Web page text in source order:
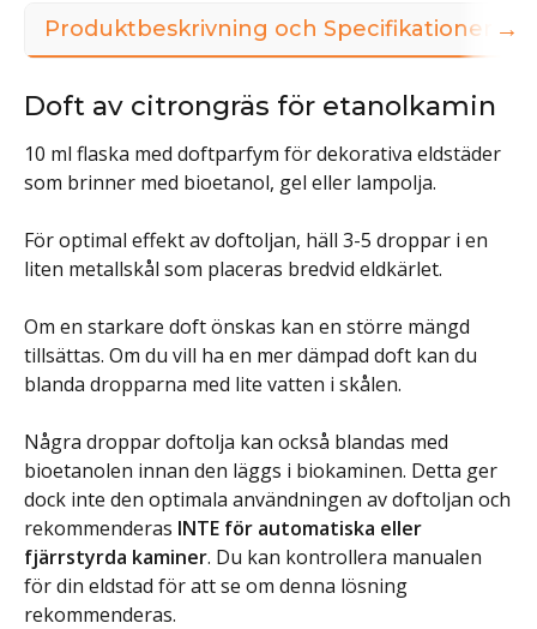
Produktbeskrivning och Specifikationer
Doft av citrongräs för etanolkamin
10 ml flaska med doftparfym för dekorativa eldstäder
som brinner med bioetanol, gel eller lampolja.
För optimal effekt av doftoljan, häll 3-5 droppar i en
liten metallskål som placeras bredvid eldkärlet.
Om en starkare doft önskas kan en större mängd
tillsättas. Om du vill ha en mer dämpad doft kan du
blanda dropparna med lite vatten i skålen.
Några droppar doftolja kan också blandas med
bioetanolen innan den läggs i biokaminen. Detta ger
dock inte den optimala användningen av doftoljan och
rekommenderas INTE för automatiska eller
fjärrstyrda kaminer. Du kan kontrollera manualen
för din eldstad för att se om denna lösning
rekommenderas.
→